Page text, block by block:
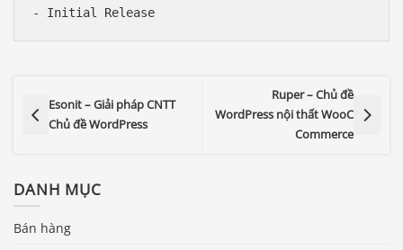
- Initial Release
Esonit – Giải pháp CNTT
Chủ đề WordPress
Ruper – Chủ đề
WordPress nội thất WooC
Commerce
DANH MỤC
Bán hàng